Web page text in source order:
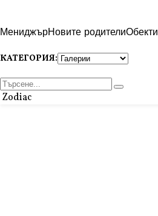
МениджърНовите родителиОбекти
КАТЕГОРИЯ:
Zodiac